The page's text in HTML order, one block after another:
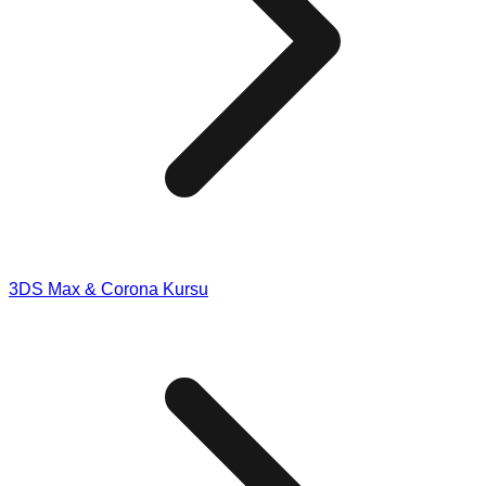
3DS Max & Corona Kursu